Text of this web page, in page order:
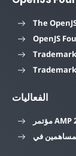
The
OpenJS
الفعاليات